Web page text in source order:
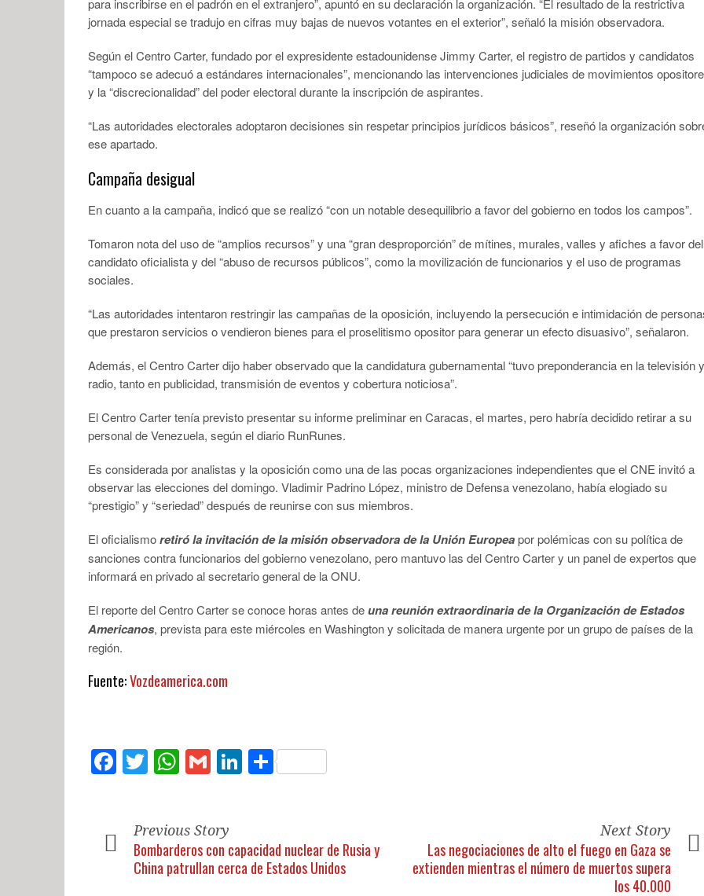
para inscribirse en el padrón en el extranjero”, apuntó en su declaración la organización. “El resultado de la restrictiva
jornada especial se tradujo en cifras muy bajas de nuevos votantes en el exterior”, señaló la misión observadora.
Según el Centro Carter, fundado por el expresidente estadounidense Jimmy Carter, el registro de partidos y candidatos
“tampoco se adecuó a estándares internacionales”, mencionando las intervenciones judiciales de movimientos
y la “discrecionalidad” del poder electoral durante la inscripción de aspirantes.
“Las autoridades electorales adoptaron decisiones sin respetar principios jurídicos básicos”, reseñó la organización
ese apartado.
Campaña desigual
En cuanto a la campaña, indicó que se realizó “con un notable desequilibrio a favor del gobierno en todos los campos”.
Tomaron nota del uso de “amplios recursos” y una “gran desproporción” de mítines, murales, valles y afiches a favor del
candidato oficialista y del “abuso de recursos públicos”, como la movilización de funcionarios y el uso de programas
sociales.
“Las autoridades intentaron restringir las campañas de la oposición, incluyendo la persecución e intimidación de
que prestaron servicios o vendieron bienes para el proselitismo opositor para generar un efecto disuasivo”, señalaron.
Además, el Centro Carter dijo haber observado que la candidatura gubernamental “tuvo preponderancia en la televisión
radio, tanto en publicidad, transmisión de eventos y cobertura noticiosa”.
El Centro Carter tenía previsto presentar su informe preliminar en Caracas, el martes, pero habría decidido retirar a su
personal de Venezuela, según el diario RunRunes.
Es considerada por analistas y la oposición como una de las pocas organizaciones independientes que el CNE invitó a
observar las elecciones del domingo. Vladimir Padrino López, ministro de Defensa venezolano, había elogiado su
“prestigio” y “seriedad” después de reunirse con sus miembros.
El oficialismoretiró la invitación de la misión observadora de la Unión Europeapor polémicas con su política de
sanciones contra funcionarios del gobierno venezolano, pero mantuvo las del Centro Carter y un panel de expertos que
informará en privado al secretario general de la ONU.
El reporte del Centro Carter se conoce horas antes deuna reunión extraordinaria de la Organización de Estados
Americanos, prevista para este miércoles en Washington y solicitada de manera urgente por un grupo de países de la
región.
Fuente:Vozdeamerica.com
Facebook
Twitter
WhatsApp
GmailLinkedIn
Compartir
Previous Story
Bombarderos con capacidad nuclear de Rusia y
China patrullan cerca de Estados Unidos
Next Story
Las negociaciones de alto el fuego en Gaza se
extienden mientras el número de muertos supera
los 40.000